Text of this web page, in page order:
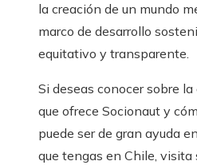
la creación de un mundo
marco de desarrollo
equitativo y transparente.
Si deseas conocer sobre
que ofrece Socionaut y
puede ser de gran ayuda
que tengas en Chile, visita